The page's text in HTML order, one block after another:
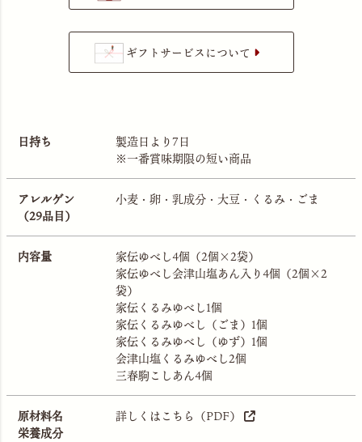
ギフトサービスについて
日持ち
製造日より7日
※一番賞味期限の短い商品
アレルゲン
（29品目）
小麦・卵・乳成分・大豆・くるみ・ごま
内容量
家伝ゆべし4個（2個×2袋）
家伝ゆべし会津山塩あん入り4個（2個×2
袋）
家伝くるみゆべし1個
家伝くるみゆべし（ごま）1個
家伝くるみゆべし（ゆず）1個
会津山塩くるみゆべし2個
三春駒こしあん4個
原材料名
栄養成分
詳しくはこちら（PDF）